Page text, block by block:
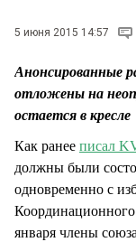
5 июня 2015 14:57
Анонсированные
отложены на
остается в кресле
Как ранее писал
должны были
одновременно с
января члены